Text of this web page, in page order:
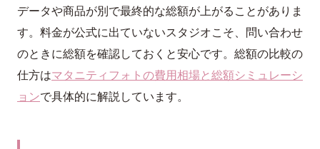
データや商品が別で最終的な総額が上がることがありま
す。料金が公式に出ていないスタジオこそ、問い合わせ
のときに総額を確認しておくと安心です。総額の比較の
仕方はマタニティフォトの費用相場と総額シミュレーシ
ョンで具体的に解説しています。